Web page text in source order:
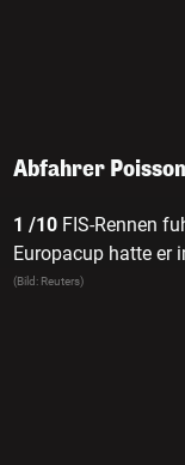
Abfahrer
1 /10 FIS-Rennen
Europacup hatte er
(Bild: Reuters)